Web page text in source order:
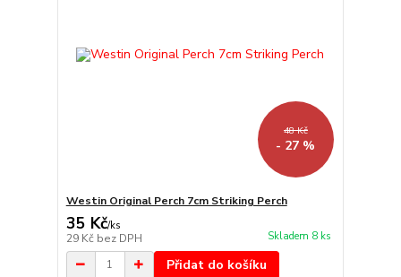
48 Kč
- 27 %
Westin Original Perch 7cm Striking Perch
35 Kč/ks
29 Kč bez DPH Skladem 8 ks
Přidat do košíku